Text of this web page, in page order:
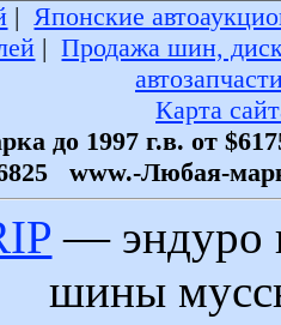
|Японские
|Продажа шин,
Карта
до 1997 г.в. от
www.-Любая-
— эндуро
шины